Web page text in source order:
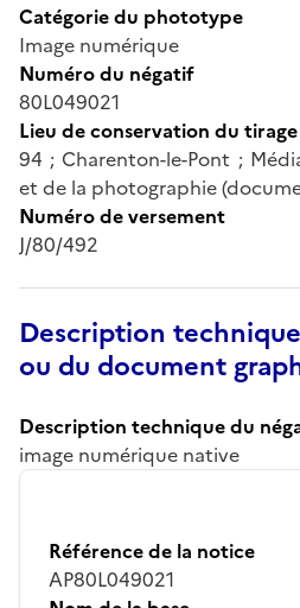
Catégorie du phototype
Image numérique
Numéro du négatif
80L049021
Lieu de conservation du tirage
94 ; Charenton-le-Pont ;
et de la photographie
Numéro de versement
J/80/492
Description
ou du document
Description technique du
image numérique native
Référence de la notice
AP80L049021